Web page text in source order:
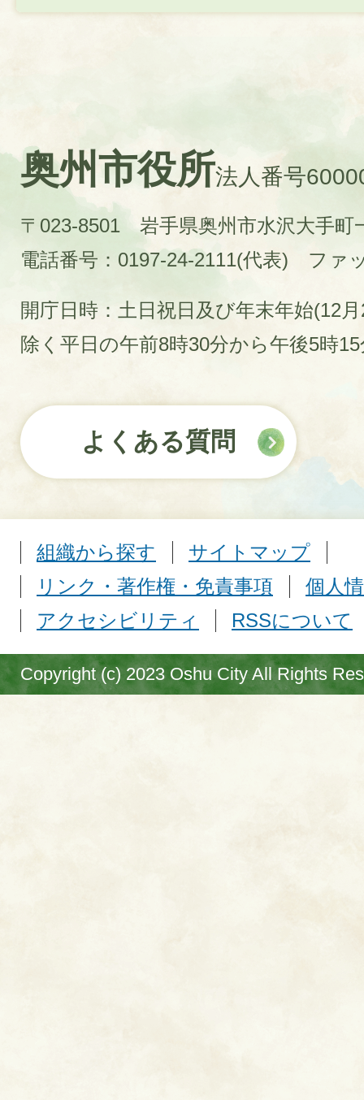
奥州市役所法人番号
〒023-8501 岩手県奥州市水沢大手町
電話番号：0197-24-2111(代表)
ファ
開庁日時：土日祝日及び年末年始(12
除く平日の午前8時30分から午後5時
よくある質問
組織から探す
サイトマップ
リンク・著作権・免責事項
個人
アクセシビリティ
RSSについて
Copyright (c) 2023 Oshu City All Rights